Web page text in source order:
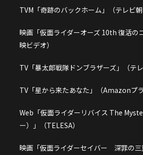
TVM「奇跡のバックホーム」（テレビ朝
映画「仮面ライダーオーズ 10th 復活の
映ビデオ）
TV「暴太郎戦隊ドンブラザーズ」（テレ
TV「星から来たあなた」（Amazonプラ
Web「仮面ライダーリバイス The
ー）」（TELESA）
映画「仮面ライダーセイバー 深罪の三